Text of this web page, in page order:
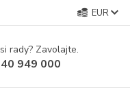
EUR
rady? Zavolajte.
949 000